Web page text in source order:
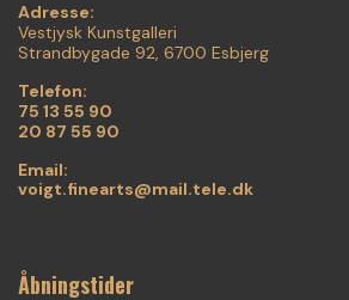
Adresse:
Vestjysk Kunstgalleri
Strandbygade 92, 6700 Esbjerg
Telefon:
75 13 55 90
20 87 55 90
Email:
voigt.finearts@mail.tele.dk
Åbningstider